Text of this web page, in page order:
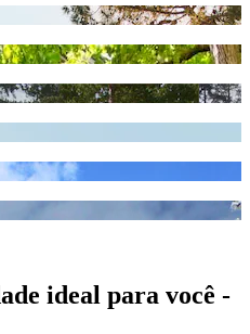
ideal para você -